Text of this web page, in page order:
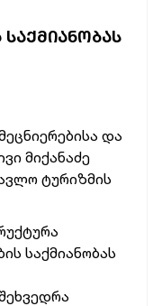
და
მიქანაძე
ტურიზმის
საქმიანობას